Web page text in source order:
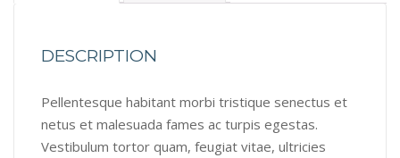
DESCRIPTION
Pellentesque habitant morbi tristique senectus et
netus et malesuada fames ac turpis egestas.
Vestibulum tortor quam, feugiat vitae, ultricies